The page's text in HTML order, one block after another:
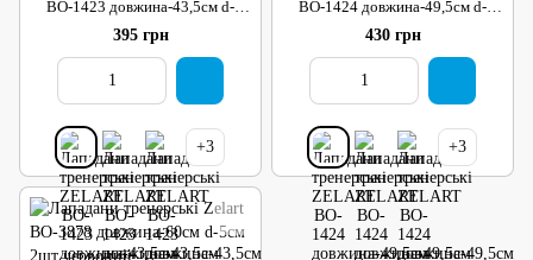
BO-1423 довжина-43,5см d-
4,5см 1шт жовтий
395 грн
+3
BO-1424 довжина-49,5см d-
3,5см 1шт білий
430 грн
+3